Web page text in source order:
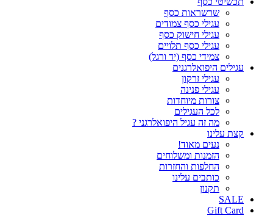
שרשראות כסף
עגילי כסף צמודים
עגילי חישוק כסף
עגילי כסף תלויים
צמידי כסף (יד ורגל)
עגילים היפואלרגנים
עגילי זרקון
עגילי פנינה
צורות מיוחדות
לכל העגילים
מה זה עגיל היפואלרגני ?
קצת עלינו
נעים מאוד!
הזמנות ומשלוחים
החלפות והחזרות
כותבים עלינו
תקנון
SALE
Gift Card